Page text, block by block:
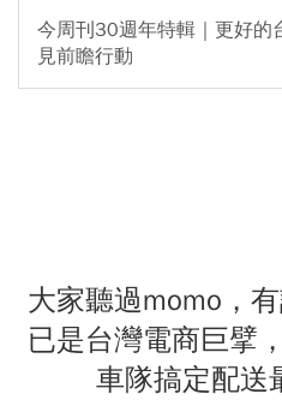
今周刊30週年特輯｜更好的
見前瞻行動
大家聽過momo，
已是台灣電商巨擘
車隊搞定配送